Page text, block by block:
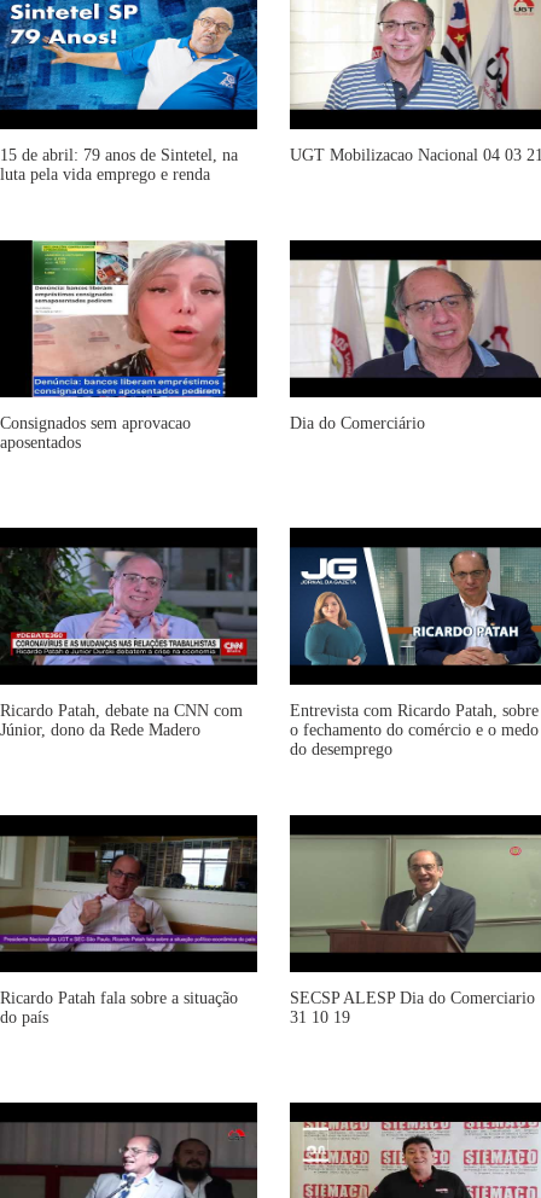
15 de abril: 79 anos de Sintetel, na
luta pela vida emprego e renda
UGT Mobilizacao Nacional 04 03
Consignados sem aprovacao
aposentados
Dia do Comerciário
Ricardo Patah, debate na CNN com
Júnior, dono da Rede Madero
Entrevista com Ricardo Patah, sobre
o fechamento do comércio e o medo
do desemprego
Ricardo Patah fala sobre a situação
do país
SECSP ALESP Dia do Comerciario
31 10 19